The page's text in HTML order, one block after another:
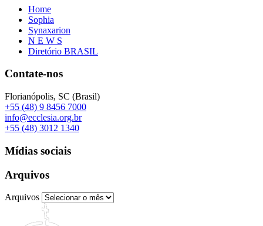
Home
Sophia
Synaxarion
N E W S
Diretório BRASIL
Contate-nos
Florianópolis, SC (Brasil)
+55 (48) 9 8456 7000
info@ecclesia.org.br
+55 (48) 3012 1340
Mídias sociais
Arquivos
Arquivos